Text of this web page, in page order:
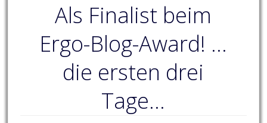
Als Finalist beim
Ergo-Blog-Award! …
die ersten drei
Tage…